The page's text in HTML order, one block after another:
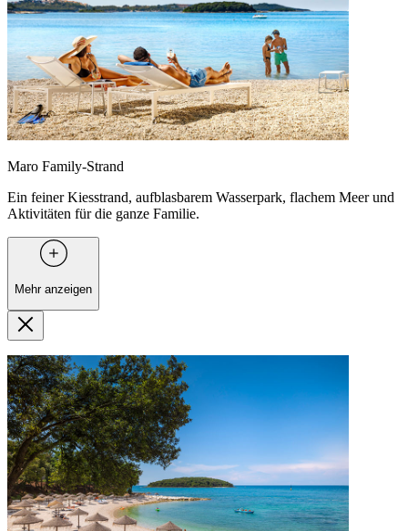
Maro Family-Strand
Ein feiner Kiesstrand, aufblasbarem Wasserpark, flachem Meer und
Aktivitäten für die ganze Familie.
Mehr anzeigen